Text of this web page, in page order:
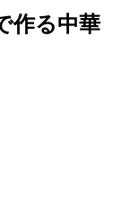
作る中華